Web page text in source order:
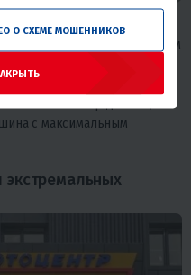
Rotax (976 см³, 93 л.с., 97
без провалов, с запасом
с выносным резервуаром
конкретные условия.
800 кг. Выбор для тех,
с максимальным
экстремальных
О СХЕМЕ МОШЕННИКОВ